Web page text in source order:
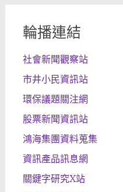
輪播連結
社會新聞觀察站
市井小民資訊站
環保議題關注網
股票新聞資訊站
鴻海集團資料蒐集
資訊產品訊息網
關鍵字研究X站